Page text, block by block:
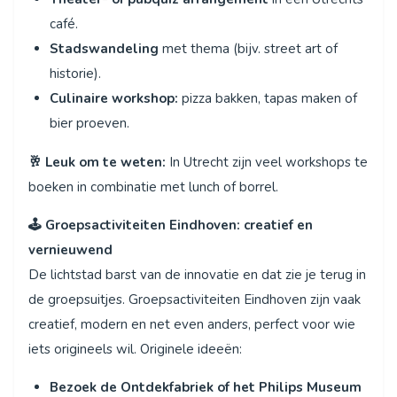
café.
Stadswandeling met thema (bijv. street art of
historie).
Culinaire workshop: pizza bakken, tapas maken of
bier proeven.
🥂 Leuk om te weten: In Utrecht zijn veel workshops te
boeken in combinatie met lunch of borrel.
🕹️ Groepsactiviteiten Eindhoven: creatief en
vernieuwend
De lichtstad barst van de innovatie en dat zie je terug in
de groepsuitjes. Groepsactiviteiten Eindhoven zijn vaak
creatief, modern en net even anders, perfect voor wie
iets origineels wil. Originele ideeën:
Bezoek de Ontdekfabriek of het Philips Museum